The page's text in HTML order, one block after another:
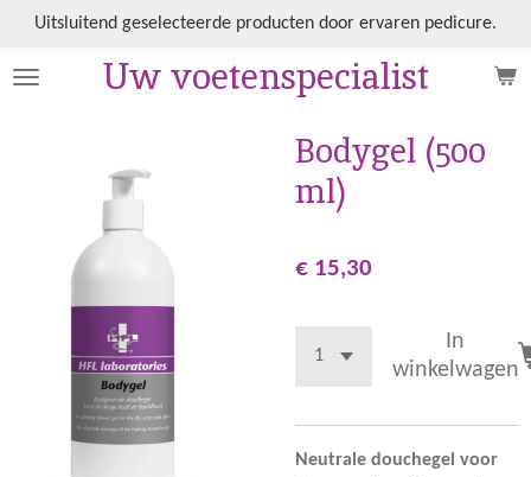
naar
Uw voetenspecialist
Uitsluitend geselecteerde producten door ervaren pedicure.
Bodygel (500
ml)
€ 15,30
In
winkelwagen
Neutrale douchegel voor